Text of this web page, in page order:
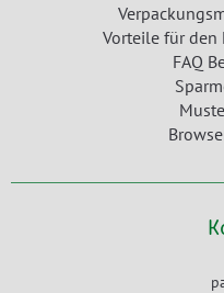
Vorteile für den
FAQ